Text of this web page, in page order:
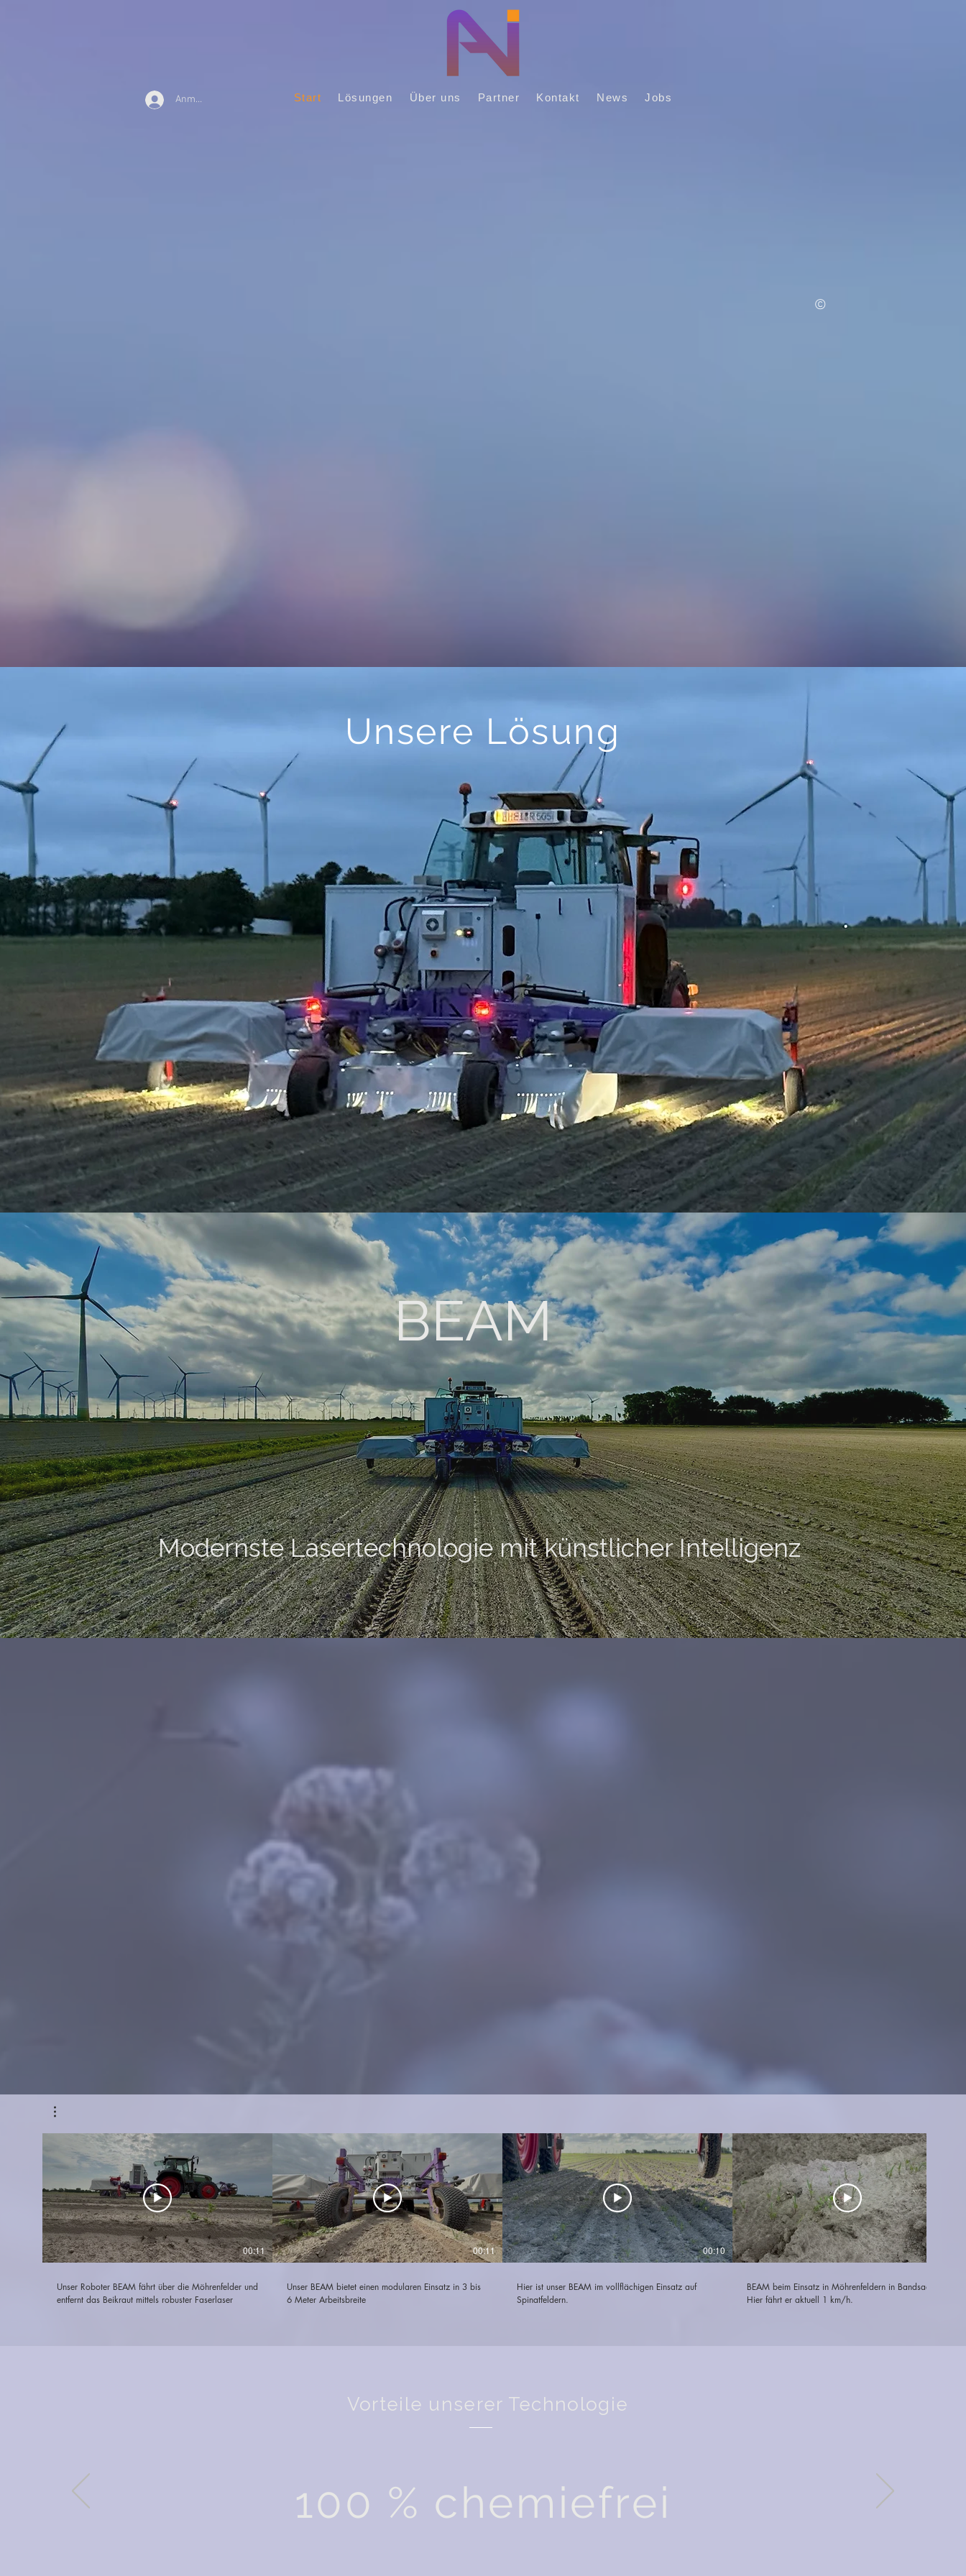
Anmelden Start Lösungen Über uns Partner Kontakt News Jobs
©
Unsere Lösung
BEAM
Modernste Lasertechnologie mit künstlicher Intelligenz
00:11
Unser Roboter BEAM fährt über die Möhrenfelder und
entfernt das Beikraut mittels robuster Faserlaser
00:11
Unser BEAM bietet einen modularen Einsatz in 3 bis
6 Meter Arbeitsbreite
00:10
Hier ist unser BEAM im vollflächigen Einsatz auf
Spinatfeldern.
BEAM beim Einsatz in Möhrenfeldern in Bandsaat.
Hier fährt er aktuell 1 km/h.
Vorteile unserer Technologie
100 % chemiefrei